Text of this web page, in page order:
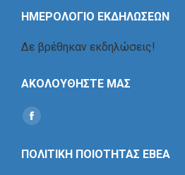
ΗΜΕΡΟΛΟΓΙΟ ΕΚΔΗΛΩΣΕΩΝ
Δε βρέθηκαν εκδηλώσεις!
ΑΚΟΛΟΥΘΗΣΤΕ ΜΑΣ
Find us on:
Social
ΠΟΛΙΤΙΚΗ ΠΟΙΟΤΗΤΑΣ ΕΒΕΑ